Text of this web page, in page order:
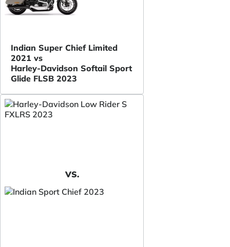
Indian Super Chief Limited
2021 vs
Harley-Davidson Softail Sport
Glide FLSB 2023
VS.